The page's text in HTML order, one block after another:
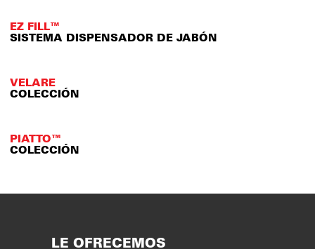
EZ FILL™
SISTEMA DISPENSADOR DE JABÓN
VELARE
COLECCIÓN
PIATTO™
COLECCIÓN
LE OFRECEMOS